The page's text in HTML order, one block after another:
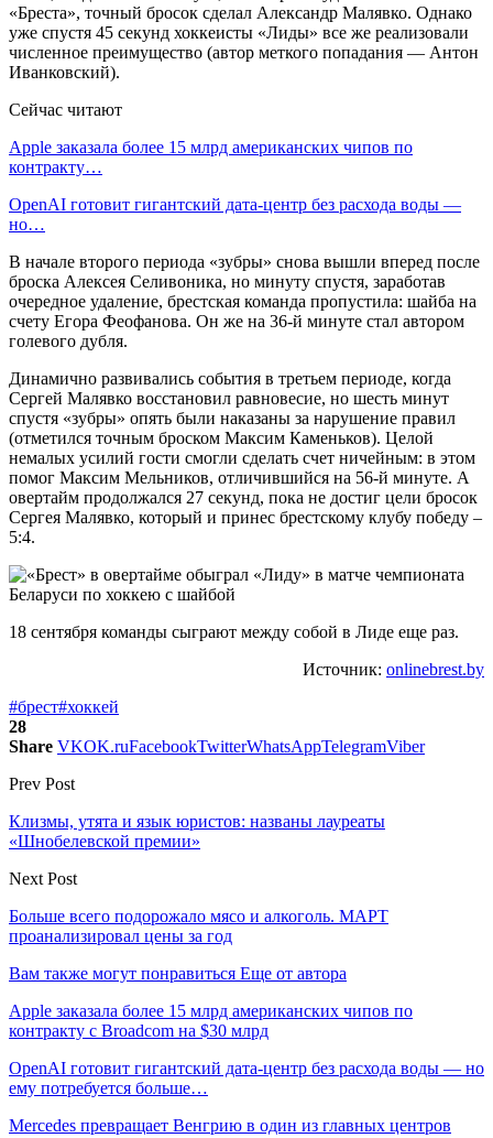
«Бреста», точный бросок сделал Александр Малявко. Однако
уже спустя 45 секунд хоккеисты «Лиды» все же реализовали
численное преимущество (автор меткого попадания — Антон
Иванковский).
Сейчас читают
Apple заказала более 15 млрд американских чипов по
контракту…
OpenAI готовит гигантский дата-центр без расхода воды —
но…
В начале второго периода «зубры» снова вышли вперед после
броска Алексея Селивоника, но минуту спустя, заработав
очередное удаление, брестская команда пропустила: шайба на
счету Егора Феофанова. Он же на 36-й минуте стал автором
голевого дубля.
Динамично развивались события в третьем периоде, когда
Сергей Малявко восстановил равновесие, но шесть минут
спустя «зубры» опять были наказаны за нарушение правил
(отметился точным броском Максим Каменьков). Целой
немалых усилий гости смогли сделать счет ничейным: в этом
помог Максим Мельников, отличившийся на 56-й минуте. А
овертайм продолжался 27 секунд, пока не достиг цели бросок
Сергея Малявко, который и принес брестскому клубу победу –
5:4.
18 сентября команды сыграют между собой в Лиде еще раз.
Источник: onlinebrest.by
#брест#хоккей
28
Share VKOK.ruFacebookTwitterWhatsAppTelegramViber
Prev Post
Клизмы, утята и язык юристов: названы лауреаты
«Шнобелевской премии»
Next Post
Больше всего подорожало мясо и алкоголь. МАРТ
проанализировал цены за год
Вам также могут понравиться Еще от автора
Apple заказала более 15 млрд американских чипов по
контракту с Broadcom на $30 млрд
OpenAI готовит гигантский дата-центр без расхода воды — но
ему потребуется больше…
Mercedes превращает Венгрию в один из главных центров